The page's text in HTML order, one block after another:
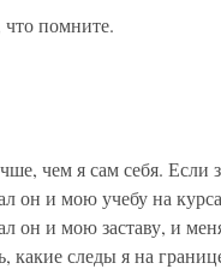
помните.
чем я сам себя.
он и мою учебу на
он и мою заставу, и
какие следы я на